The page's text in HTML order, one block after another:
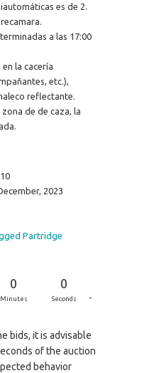
es de 2.
a las 17:00
la cacería
etc.),
reflectante.
de de caza, la
2023
Partridge
0
Minutes
0
Seconds -
bids, it is advisable
of the auction
behavior